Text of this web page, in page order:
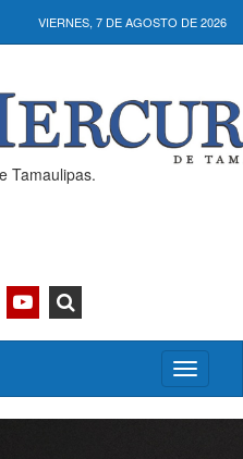
VIERNES, 7 DE AGOSTO DE 2026
Tamaulipas.
Activar/
menú